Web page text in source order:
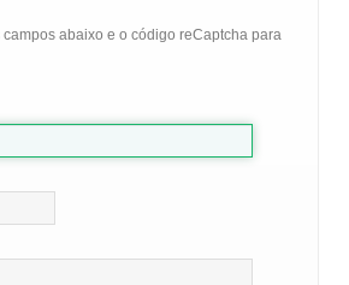
campos abaixo e o código reCaptcha para